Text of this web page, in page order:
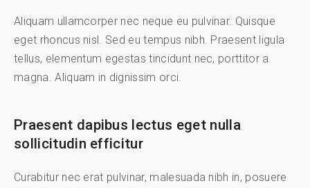
Aliquam ullamcorper nec neque eu pulvinar. Quisque
eget rhoncus nisl. Sed eu tempus nibh. Praesent ligula
tellus, elementum egestas tincidunt nec, porttitor a
magna. Aliquam in dignissim orci.
Praesent dapibus lectus eget nulla
sollicitudin efficitur
Curabitur nec erat pulvinar, malesuada nibh in, posuere